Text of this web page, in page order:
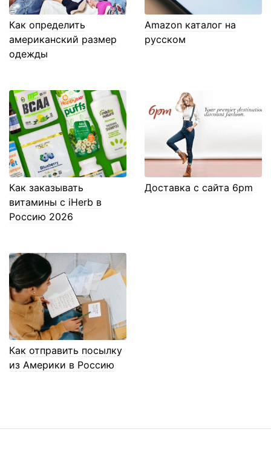
Как определить
американский размер
одежды
Amazon каталог на
русском
Как заказывать
витамины с iHerb в
Россию 2026
Доставка с сайта 6pm
Как отправить посылку
из Америки в Россию